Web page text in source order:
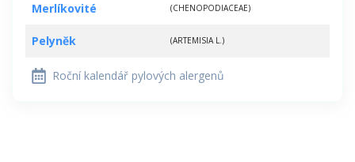
Merlíkovité (CHENOPODIACEAE)
Pelyněk (ARTEMISIA L.)
Roční kalendář pylových alergenů